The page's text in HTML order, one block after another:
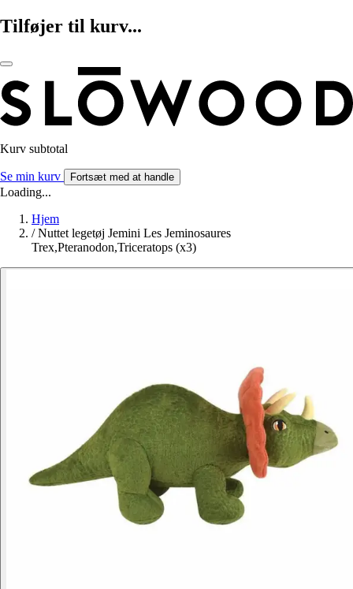
Tilføjer til kurv...
Kurv subtotal
Se min kurv Fortsæt med at handle
Loading...
Hjem
/ Nuttet legetøj Jemini Les Jeminosaures
Trex,Pteranodon,Triceratops (x3)